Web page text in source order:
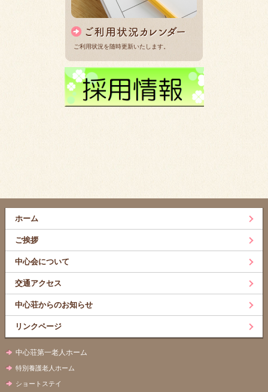
ご利用状況を随時更新いたします。
ホーム
ご挨拶
中心会について
交通アクセス
中心荘からのお知らせ
リンクページ
中心荘第一老人ホーム
特別養護老人ホーム
ショートステイ